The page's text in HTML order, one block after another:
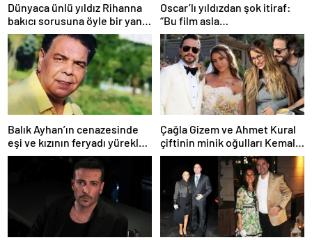
Dünyaca ünlü yıldız Rihanna
bakıcı sorusuna öyle bir yanıt
verdi ki! “35 yıl boyunca…”
Oscar’lı yıldızdan şok itiraf:
“Bu film asla
yayınlanmamalıydı!”
Balık Ayhan’ın cenazesinde
eşi ve kızının feryadı yürekleri
dağladı: “Baba kalk canım
Çağla Gizem ve Ahmet Kural
çiftinin minik oğulları Kemal, 1
yaşına bastı! İşte doğum
gününden kareler!